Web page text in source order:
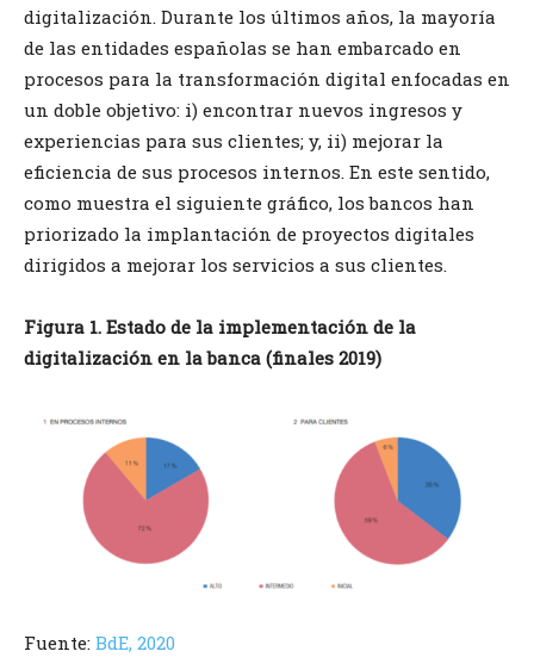
digitalización. Durante los últimos años, la mayoría
de las entidades españolas se han embarcado en
procesos para la transformación digital enfocadas en
un doble objetivo: i) encontrar nuevos ingresos y
experiencias para sus clientes; y, ii) mejorar la
eficiencia de sus procesos internos. En este sentido,
como muestra el siguiente gráfico, los bancos han
priorizado la implantación de proyectos digitales
dirigidos a mejorar los servicios a sus clientes.
Figura 1. Estado de la implementación de la
digitalización en la banca (finales 2019)
Fuente: BdE, 2020